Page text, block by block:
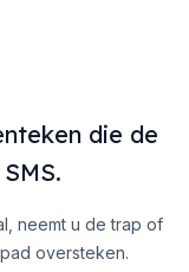
die de
neemt u de trap of
oversteken.